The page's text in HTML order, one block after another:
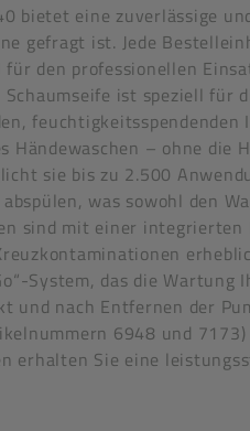
bietet eine zuverlässige
gefragt ist. Jede
den professionellen
ist speziell
– ohne
sie bis zu 2.500
was sowohl den
sind mit einer integrierten
System, das die
und nach Entfernen der
6948 und
erhalten Sie eine